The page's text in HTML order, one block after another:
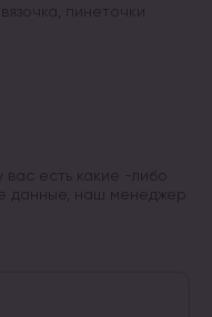
пинеточки
есть какие -либо
данные, наш менеджер